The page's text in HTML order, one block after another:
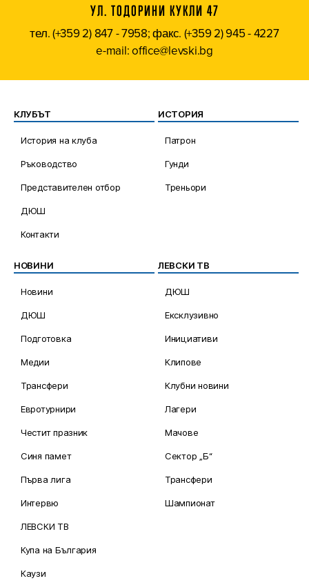
УЛ. ТОДОРИНИ КУКЛИ 47
тел. (+359 2) 847 - 7958; факс. (+359 2) 945 - 4227
e-mail: office@levski.bg
КЛУБЪТ
История на клуба
Ръководство
Представителен отбор
ДЮШ
Контакти
ИСТОРИЯ
Патрон
Гунди
Треньори
НОВИНИ
Новини
ДЮШ
Подготовка
Медии
Трансфери
Евротурнири
Честит празник
Синя памет
Първа лига
Интервю
ЛЕВСКИ ТВ
Купа на България
Каузи
ЛЕВСКИ ТВ
ДЮШ
Ексклузивно
Инициативи
Клипове
Клубни новини
Лагери
Мачове
Сектор „Б“
Трансфери
Шампионат